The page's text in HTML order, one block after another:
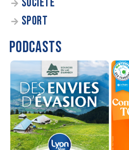
SPORT
PODCASTS